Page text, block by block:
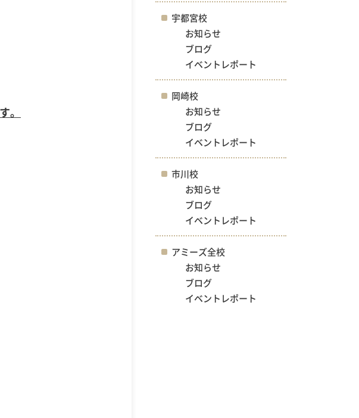
。
宇都宮校
お知らせ
ブログ
イベントレポート
岡崎校
お知らせ
ブログ
イベントレポート
市川校
お知らせ
ブログ
イベントレポート
アミーズ全校
お知らせ
ブログ
イベントレポート